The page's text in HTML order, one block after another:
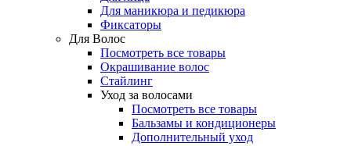
Для маникюра и педикюра
Фиксаторы
Для Волос
Посмотреть все товары
Окрашивание волос
Стайлинг
Уход за волосами
Посмотреть все товары
Бальзамы и кондиционеры
Дополнительный уход